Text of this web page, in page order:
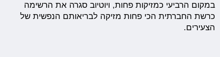
במקום הרביעי כמזיקות פחות, ויוטיוב סגרה את הרשימה
כרשת החברתית הכי פחות מזיקה לבריאותם הנפשית של
הצעירים.